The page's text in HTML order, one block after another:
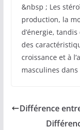
&nbsp ; Les
production, la
d’énergie,
des
croissance et à
masculines
Différence